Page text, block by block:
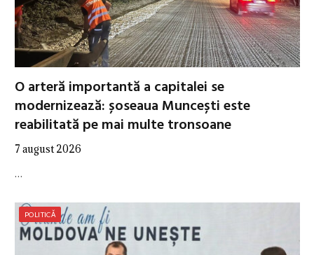
O arteră importantă a capitalei se
modernizează: șoseaua Muncești este
reabilitată pe mai multe tronsoane
7 august 2026
…
POLITICĂ